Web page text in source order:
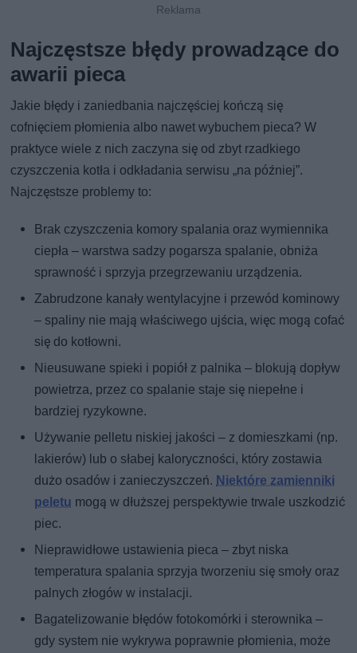
Najczęstsze błędy prowadzące do
awarii pieca
Jakie błędy i zaniedbania najczęściej kończą się
cofnięciem płomienia albo nawet wybuchem pieca? W
praktyce wiele z nich zaczyna się od zbyt rzadkiego
czyszczenia kotła i odkładania serwisu „na później”.
Najczęstsze problemy to:
Brak czyszczenia komory spalania oraz wymiennika
ciepła – warstwa sadzy pogarsza spalanie, obniża
sprawność i sprzyja przegrzewaniu urządzenia.
Zabrudzone kanały wentylacyjne i przewód kominowy
– spaliny nie mają właściwego ujścia, więc mogą cofać
się do kotłowni.
Nieusuwane spieki i popiół z palnika – blokują dopływ
powietrza, przez co spalanie staje się niepełne i
bardziej ryzykowne.
Używanie pelletu niskiej jakości – z domieszkami (np.
lakierów) lub o słabej kaloryczności, który zostawia
dużo osadów i zanieczyszczeń. Niektóre zamienniki
peletu mogą w dłuższej perspektywie trwale uszkodzić
piec.
Nieprawidłowe ustawienia pieca – zbyt niska
temperatura spalania sprzyja tworzeniu się smoły oraz
palnych złogów w instalacji.
Bagatelizowanie błędów fotokomórki i sterownika –
gdy system nie wykrywa poprawnie płomienia, może